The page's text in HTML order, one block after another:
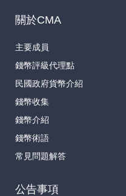
關於CMA
主要成員
錢幣評級代理點
民國政府貨幣介紹
錢幣收集
錢幣介紹
錢幣術語
常見問題解答
公告事項